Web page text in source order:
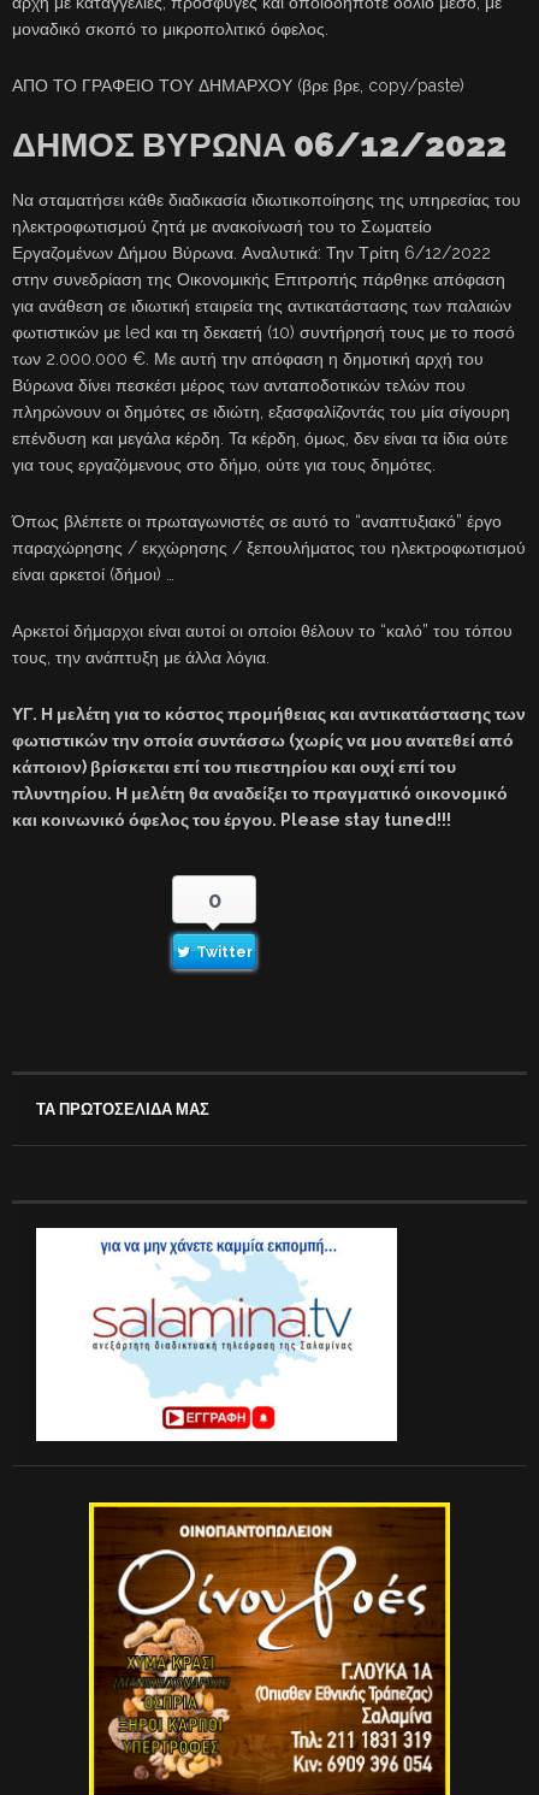
μοναδικό σκοπό το μικροπολιτικό όφελος.
ΑΠΟ ΤΟ ΓΡΑΦΕΙΟ ΤΟΥ ΔΗΜΑΡΧΟΥ (βρε βρε, copy/paste)
ΔΗΜΟΣ ΒΥΡΩΝΑ 06/12/2022
Να σταματήσει κάθε διαδικασία ιδιωτικοποίησης της υπηρεσίας του
ηλεκτροφωτισμού ζητά με ανακοίνωσή του το Σωματείο
Εργαζομένων Δήμου Βύρωνα. Αναλυτικά: Την Τρίτη 6/12/2022
στην συνεδρίαση της Οικονομικής Επιτροπής πάρθηκε απόφαση
για ανάθεση σε ιδιωτική εταιρεία της αντικατάστασης των παλαιών
φωτιστικών με led και τη δεκαετή (10) συντήρησή τους με το ποσό
των 2.000.000 €. Με αυτή την απόφαση η δημοτική αρχή του
Βύρωνα δίνει πεσκέσι μέρος των ανταποδοτικών τελών που
πληρώνουν οι δημότες σε ιδιώτη, εξασφαλίζοντάς του μία σίγουρη
επένδυση και μεγάλα κέρδη. Τα κέρδη, όμως, δεν είναι τα ίδια ούτε
για τους εργαζόμενους στο δήμο, ούτε για τους δημότες.
Όπως βλέπετε οι πρωταγωνιστές σε αυτό το “αναπτυξιακό” έργο
παραχώρησης / εκχώρησης / ξεπουλήματος του ηλεκτροφωτισμού
είναι αρκετοί (δήμοι) …
Αρκετοί δήμαρχοι είναι αυτοί οι οποίοι θέλουν το “καλό” του τόπου
τους, την ανάπτυξη με άλλα λόγια.
ΥΓ. Η μελέτη για το κόστος προμήθειας και αντικατάστασης των
φωτιστικών την οποία συντάσσω (χωρίς να μου ανατεθεί από
κάποιον) βρίσκεται επί του πιεστηρίου και ουχί επί του
πλυντηρίου. Η μελέτη θα αναδείξει το πραγματικό οικονομικό
και κοινωνικό όφελος του έργου. Please stay tuned!!!
0
Twitter
ΤΑ ΠΡΩΤΟΣΕΛΙΔΑ ΜΑΣ